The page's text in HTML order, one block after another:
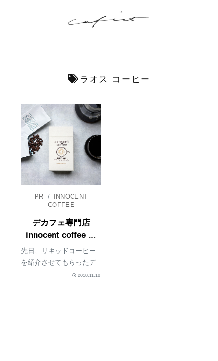
ラオス コーヒー
PR /
INNOCENT
COFFEE
デカフェ専門店
innocent coffee ラ
オス
先日、リキッドコーヒー
を紹介させてもらったデ
カフェ専門店『innocent
2018.11.18